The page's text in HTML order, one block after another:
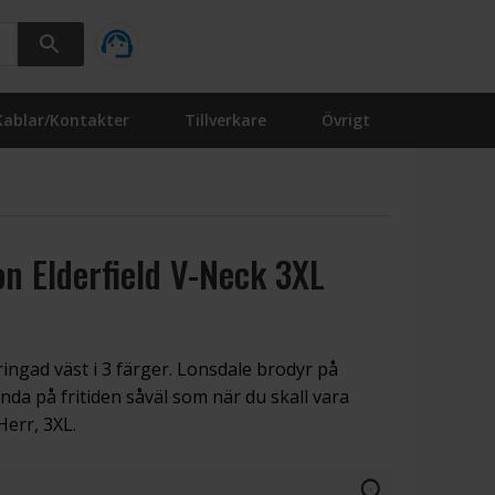
Kontakter Tillverkare Övrigt
Elderfield V-Neck 3XL
väst i 3 färger. Lonsdale brodyr på
på fritiden såväl som när du skall vara
3XL.
info